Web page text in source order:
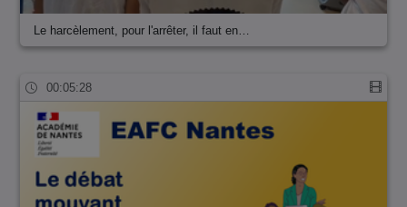
Le harcèlement, pour l'arrêter, il faut en…
00:05:28